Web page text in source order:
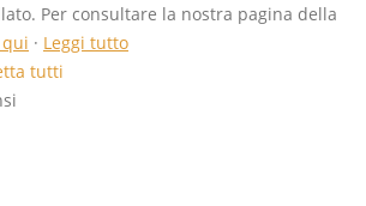
Per consultare la nostra pagina della
· Leggi tutto
tutti